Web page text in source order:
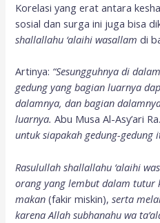
Korelasi yang erat antara
sosial dan surga ini juga bisa
shallallahu ‘alaihi wasallam di
Artinya: “Sesungguhnya di
gedung yang bagian luarnya
dalamnya, dan bagian
luarnya.Abu Musa Al-Asy’ari
untuk siapakah gedung-gedung
Rasulullah shallallahu ‘alaihi
orang yang lembut dalam tutur
makan(fakir miskin),serta
karena Allah subhanahu wa